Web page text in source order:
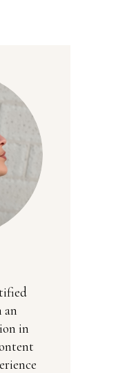
an
in